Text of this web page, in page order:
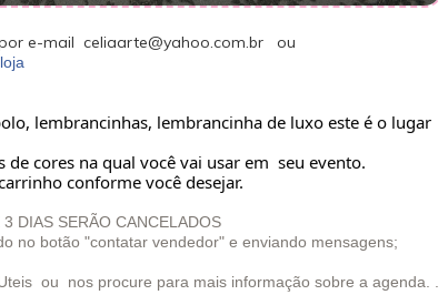
e-mail celiaarte@yahoo.com.br ou
lembrancinhas, lembrancinha de luxo este é o lugar
cores na qual você vai usar em  seu evento.
conforme você desejar.
DIAS SERÃO CANCELADOS
no botão "contatar vendedor" e enviando mensagens;
ou nos procure para mais informação sobre a agenda. .